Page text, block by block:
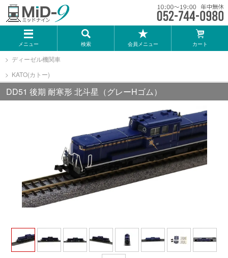
メニュー 検索 会員メニュー カート
メーカー一覧
TOMIX
KATO
マイクロエース
Bトレインショーティー
ポポンデッタ
ディーゼル機関車
KATO(カトー)
DD51 後期 耐寒形 北斗星（グレーHゴム）